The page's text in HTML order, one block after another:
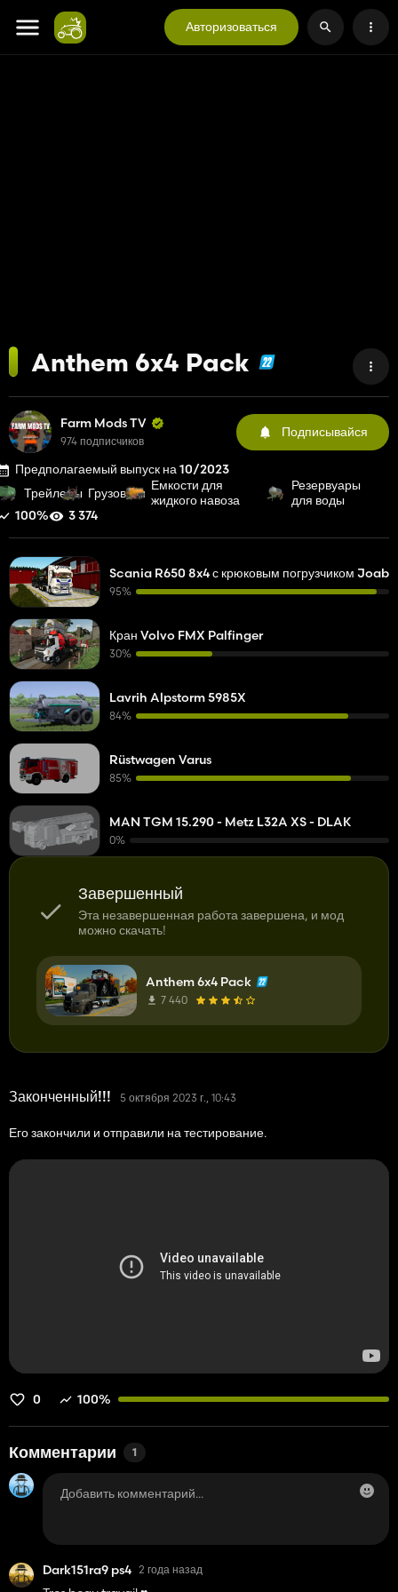
Авторизоваться
Anthem 6x4 Pack
Farm Mods TV
974 подписчиков
Подписывайся
Предполагаемый выпуск на 10/2023
Трейлеры Грузовики Емкости для
жидкого навоза
Резервуары
для воды
100%
3 374
Завершенный
Эта незавершенная работа завершена, и мод
можно скачать!
Anthem 6x4 Pack
7 440
Законченный!!! 5 октября 2023 г., 10:43
Его закончили и отправили на тестирование.
0 100%
Комментарии 1
Dark151ra9 ps4 2 года назад
Scania R650 8x4 с крюковым погрузчиком Joab
95%
Кран Volvo FMX Palfinger
30%
Lavrih Alpstorm 5985X
84%
Rüstwagen Varus
85%
MAN TGM 15.290 - Metz L32A XS - DLAK
0%